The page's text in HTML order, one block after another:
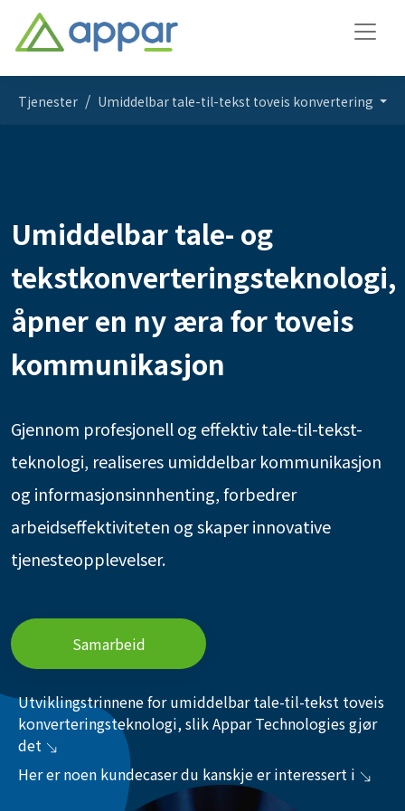
Tjenester Umiddelbar tale-til-tekst toveis konvertering
Umiddelbar tale- og
tekstkonverteringsteknologi,
åpner en ny æra for toveis
kommunikasjon
Gjennom profesjonell og effektiv tale-til-tekst-
teknologi, realiseres umiddelbar kommunikasjon
og informasjonsinnhenting, forbedrer
arbeidseffektiviteten og skaper innovative
tjenesteopplevelser.
Samarbeid
Utviklingstrinnene for umiddelbar tale-til-tekst toveis
konverteringsteknologi, slik Appar Technologies gjør
det
Her er noen kundecaser du kanskje er interessert i